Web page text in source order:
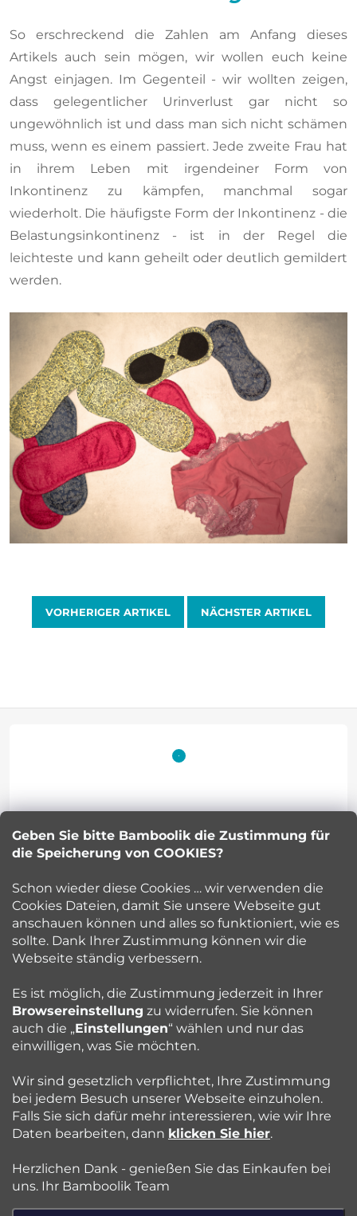
Geben Sie bitte Bamboolik die Zustimmung für
die Speicherung von COOKIES?
Schon wieder diese Cookies … wir verwenden die
Cookies Dateien, damit Sie unsere Webseite gut
anschauen können und alles so funktioniert, wie es
sollte. Dank Ihrer Zustimmung können wir die
Webseite ständig verbessern.
Es ist möglich, die Zustimmung jederzeit in Ihrer
Browsereinstellung zu widerrufen. Sie können
auch die „Einstellungen“ wählen und nur das
einwilligen, was Sie möchten.
Wir sind gesetzlich verpflichtet, Ihre Zustimmung
bei jedem Besuch unserer Webseite einzuholen.
Falls Sie sich dafür mehr interessieren, wie wir Ihre
Daten bearbeiten, dann klicken Sie hier.
Herzlichen Dank - genießen Sie das Einkaufen bei
uns. Ihr Bamboolik Team
So erschreckend die Zahlen am Anfang dieses
Artikels auch sein mögen, wir wollen euch keine
Angst einjagen. Im Gegenteil - wir wollten zeigen,
dass gelegentlicher Urinverlust gar nicht so
ungewöhnlich ist und dass man sich nicht schämen
muss, wenn es einem passiert. Jede zweite Frau hat
in ihrem Leben mit irgendeiner Form von
Inkontinenz zu kämpfen, manchmal sogar
wiederholt. Die häufigste Form der Inkontinenz - die
Belastungsinkontinenz - ist in der Regel die
leichteste und kann geheilt oder deutlich gemildert
werden.
VORHERIGER ARTIKEL NÄCHSTER ARTIKEL
z
e
eBamboolik
Kundenservice
Beratung
Blog
Petra Kuncova
Folgen Sie uns:
Jazyk